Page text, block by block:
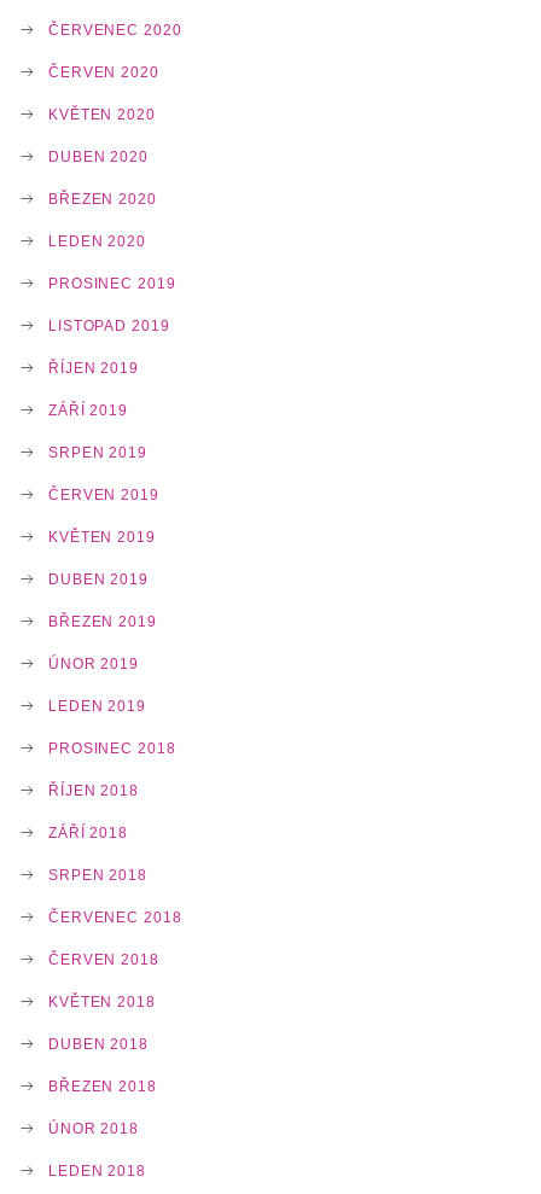
ČERVENEC 2020
ČERVEN 2020
KVĚTEN 2020
DUBEN 2020
BŘEZEN 2020
LEDEN 2020
PROSINEC 2019
LISTOPAD 2019
ŘÍJEN 2019
ZÁŘÍ 2019
SRPEN 2019
ČERVEN 2019
KVĚTEN 2019
DUBEN 2019
BŘEZEN 2019
ÚNOR 2019
LEDEN 2019
PROSINEC 2018
ŘÍJEN 2018
ZÁŘÍ 2018
SRPEN 2018
ČERVENEC 2018
ČERVEN 2018
KVĚTEN 2018
DUBEN 2018
BŘEZEN 2018
ÚNOR 2018
LEDEN 2018